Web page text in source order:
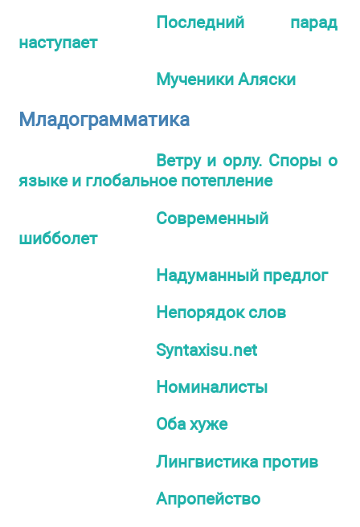
Последний парад
наступает
Мученики Аляски
Младограмматика
Ветру и орлу. Споры о
языке и глобальное потепление
Современный
шибболет
Надуманный предлог
Непорядок слов
Syntaxisu.net
Номиналисты
Оба хуже
Лингвистика против
Апропейство